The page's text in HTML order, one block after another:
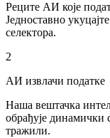
Реците АИ које
Једноставно
селектора.
2
АИ извлачи податке
Наша вештачка
обрађује динамички
тражили.